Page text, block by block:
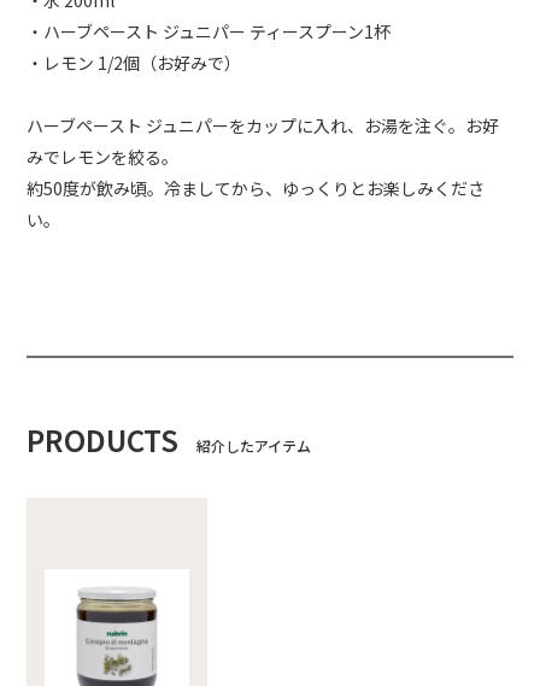
・ハーブペースト ジュニパー ティースプーン1杯
・レモン 1/2個（お好みで）
ハーブペースト ジュニパーをカップに入れ、お湯を注ぐ。お好
みでレモンを絞る。
約50度が飲み頃。冷ましてから、ゆっくりとお楽しみくださ
い。
PRODUCTS 紹介したアイテム